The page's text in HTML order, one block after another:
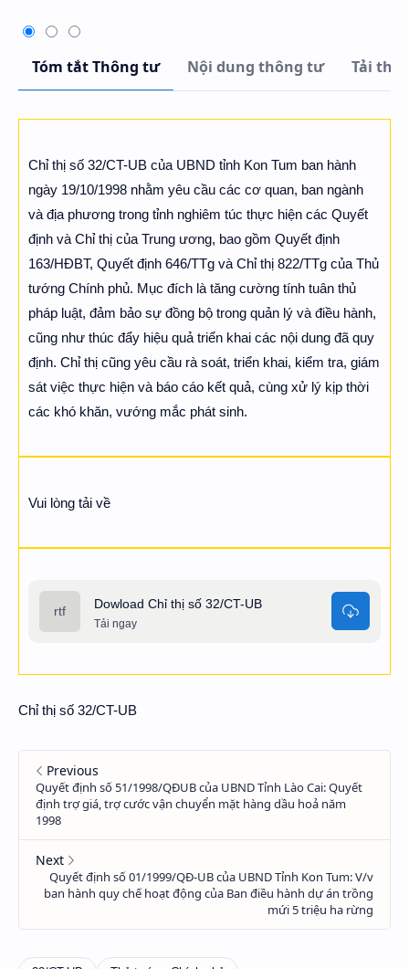
Chỉ thị số 32/CT-UB của UBND tỉnh Kon Tum ban hành
ngày 19/10/1998 nhằm yêu cầu các cơ quan, ban ngành
và địa phương trong tỉnh nghiêm túc thực hiện các Quyết
định và Chỉ thị của Trung ương, bao gồm Quyết định
163/HĐBT, Quyết định 646/TTg và Chỉ thị 822/TTg của Thủ
tướng Chính phủ. Mục đích là tăng cường tính tuân thủ
pháp luật, đảm bảo sự đồng bộ trong quản lý và điều hành,
cũng như thúc đẩy hiệu quả triển khai các nội dung đã quy
định. Chỉ thị cũng yêu cầu rà soát, triển khai, kiểm tra, giám
sát việc thực hiện và báo cáo kết quả, cùng xử lý kịp thời
các khó khăn, vướng mắc phát sinh.
Vui lòng tải về
Dowload Chỉ thị số 32/CT-UB
Tải ngay
Chỉ thị số 32/CT-UB